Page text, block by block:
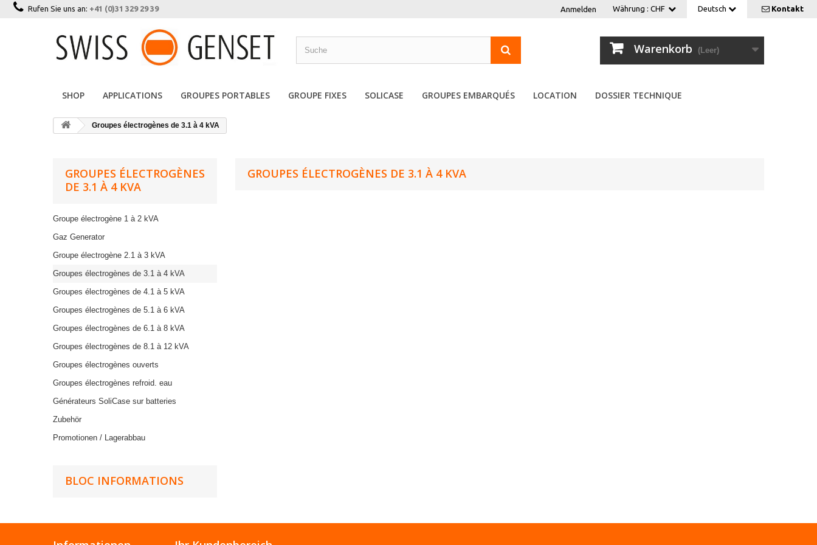
Kontakt
Rufen Sie uns an: +41 (0)31 329 29 39 Deutsch
Währung : CHF
Anmelden
Warenkorb (Leer)
SHOP APPLICATIONS GROUPES PORTABLES GROUPE FIXES SOLICASE GROUPES EMBARQUÉS LOCATION DOSSIER TECHNIQUE
Groupes électrogènes de 3.1 à 4 kVA
GROUPES ÉLECTROGÈNES
DE 3.1 À 4 KVA
Groupe électrogène 1 à 2 kVA
Gaz Generator
Groupe électrogène 2.1 à 3 kVA
Groupes électrogènes de 3.1 à 4 kVA
Groupes électrogènes de 4.1 à 5 kVA
Groupes électrogènes de 5.1 à 6 kVA
Groupes électrogènes de 6.1 à 8 kVA
Groupes électrogènes de 8.1 à 12 kVA
Groupes électrogènes ouverts
Groupes électrogènes refroid. eau
Générateurs SoliCase sur batteries
Zubehör
Promotionen / Lagerabbau
BLOC INFORMATIONS
GROUPES ÉLECTROGÈNES DE 3.1 À 4 KVA